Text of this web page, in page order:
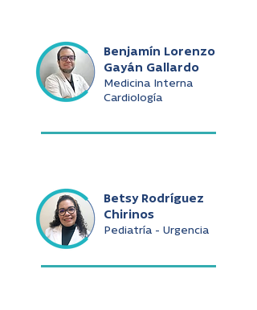
Benjamín Lorenzo
Gayán Gallardo
Medicina Interna
Cardiología
Betsy Rodríguez
Chirinos
Pediatría - Urgencia